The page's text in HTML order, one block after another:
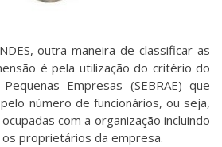
outra maneira de classificar as
é pela utilização do critério do
Empresas (SEBRAE) que
número de funcionários, ou seja,
com a organização incluindo
proprietários da empresa.